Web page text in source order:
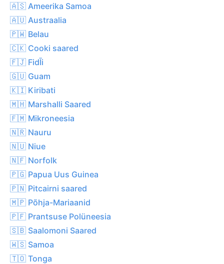
🇦🇸 Ameerika Samoa
🇦🇺 Austraalia
🇵🇼 Belau
🇨🇰 Cooki saared
🇫🇯 FidĪi
🇬🇺 Guam
🇰🇮 Kiribati
🇲🇭 Marshalli Saared
🇫🇲 Mikroneesia
🇳🇷 Nauru
🇳🇺 Niue
🇳🇫 Norfolk
🇵🇬 Papua Uus Guinea
🇵🇳 Pitcairni saared
🇲🇵 Põhja-Mariaanid
🇵🇫 Prantsuse Polüneesia
🇸🇧 Saalomoni Saared
🇼🇸 Samoa
🇹🇴 Tonga